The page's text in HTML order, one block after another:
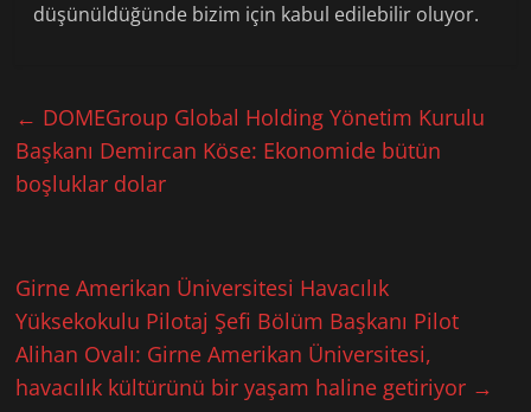
düşünüldüğünde bizim için kabul edilebilir oluyor.
← DOMEGroup Global Holding Yönetim Kurulu
Başkanı Demircan Köse: Ekonomide bütün
boşluklar dolar
Girne Amerikan Üniversitesi Havacılık
Yüksekokulu Pilotaj Şefi Bölüm Başkanı Pilot
Alihan Ovalı: Girne Amerikan Üniversitesi,
havacılık kültürünü bir yaşam haline getiriyor →